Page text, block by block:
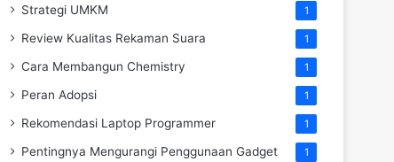
Strategi UMKM 1
Review Kualitas Rekaman Suara 1
Cara Membangun Chemistry 1
Peran Adopsi 1
Rekomendasi Laptop Programmer 1
Pentingnya Mengurangi Penggunaan Gadget 1